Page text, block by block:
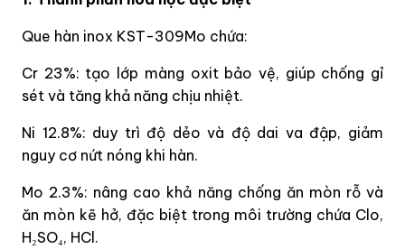
Que hàn inox KST-309Mo chứa:
Cr 23%: tạo lớp màng oxit bảo vệ, giúp chống gỉ
sét và tăng khả năng chịu nhiệt.
Ni 12.8%: duy trì độ dẻo và độ dai va đập, giảm
nguy cơ nứt nóng khi hàn.
Mo 2.3%: nâng cao khả năng chống ăn mòn rỗ và
ăn mòn kẽ hở, đặc biệt trong môi trường chứa Clo,
H₂SO₄, HCl.